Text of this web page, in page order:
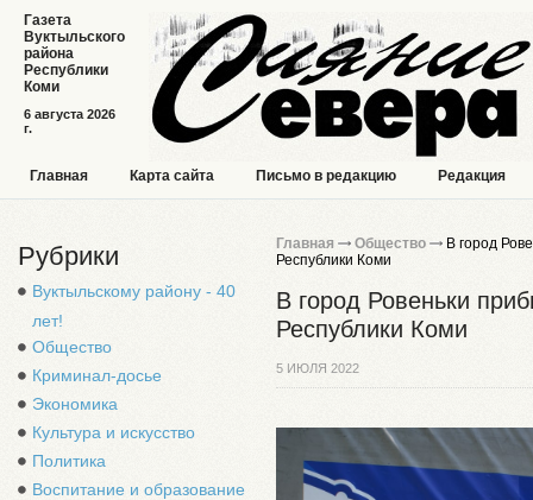
6 августа 2026
г.
Газета
Вуктыльского
района
Республики
Коми
Главная Карта сайта Письмо в редакцию Редакция
Рубрики
Вуктыльскому району - 40
лет!
Общество
Криминал-досье
Экономика
Культура и искусство
Политика
Воспитание и образование
Главная Общество
В город
Республики Коми
В город Ровеньки
Республики Коми
5 ИЮЛЯ 2022